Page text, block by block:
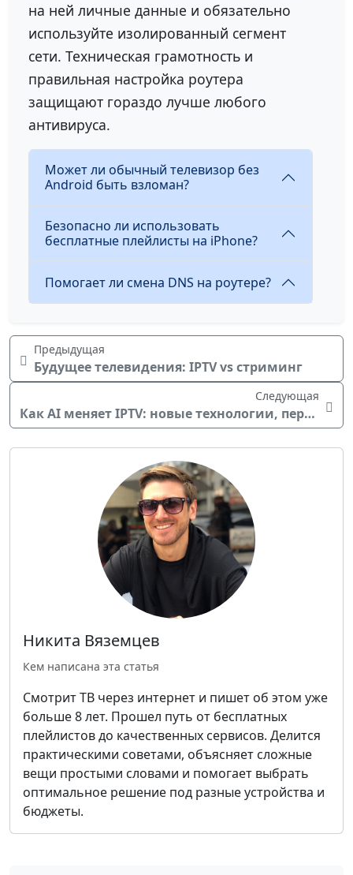
на ней личные данные и обязательно
используйте изолированный сегмент
сети. Техническая грамотность и
правильная настройка роутера
защищают гораздо лучше любого
антивируса.
Может ли обычный телевизор без
Android быть взломан?
Безопасно ли использовать
бесплатные плейлисты на iPhone?
Помогает ли смена DNS на роутере?
Предыдущая
Будущее телевидения: IPTV vs стриминг
Следующая
Как AI меняет IPTV: новые технологии, персонализация и будущее телевидения
Никита Вяземцев
Кем написана эта статья
Смотрит ТВ через интернет и пишет об этом уже
больше 8 лет. Прошел путь от бесплатных
плейлистов до качественных сервисов. Делится
практическими советами, объясняет сложные
вещи простыми словами и помогает выбрать
оптимальное решение под разные устройства и
бюджеты.